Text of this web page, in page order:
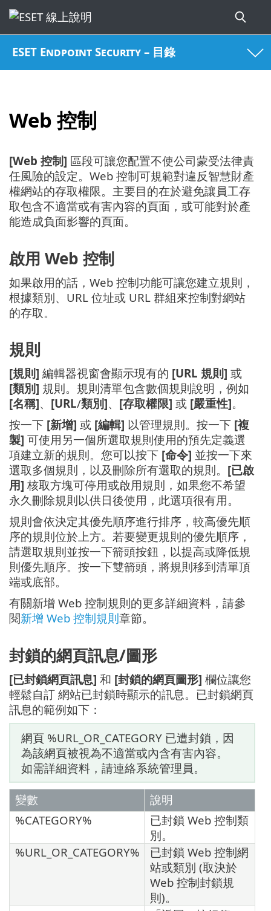
ESET Endpoint Security – 目錄
Web 控制
[Web 控制] 區段可讓您配置不使公司蒙受法律責
任風險的設定。Web 控制可規範對違反智慧財產
權網站的存取權限。主要目的在於避免讓員工存
取包含不適當或有害內容的頁面，或可能對於產
能造成負面影響的頁面。
啟用 Web 控制
如果啟用的話，Web 控制功能可讓您建立規則，
根據類別、URL 位址或 URL 群組來控制對網站
的存取。
規則
[規則] 編輯器視窗會顯示現有的 [URL 規則] 或
[類別] 規則。規則清單包含數個規則說明，例如
[名稱]、 [URL/類別]、 [存取權限] 或 [嚴重性]。
按一下 [新增] 或 [編輯] 以管理規則。按一下 [複
製] 可使用另一個所選取規則使用的預先定義選
項建立新的規則。您可以按下 [命令] 並按一下來
選取多個規則，以及刪除所有選取的規則。 [已啟
用] 核取方塊可停用或啟用規則，如果您不希望
永久刪除規則以供日後使用，此選項很有用。
規則會依決定其優先順序進行排序，較高優先順
序的規則位於上方。若要變更規則的優先順序，
請選取規則並按一下箭頭按鈕，以提高或降低規
則優先順序。按一下雙箭頭，將規則移到清單頂
端或底部。
有關新增 Web 控制規則的更多詳細資料，請參
閱新增 Web 控制規則章節。
封鎖的網頁訊息/圖形
[已封鎖網頁訊息] 和 [封鎖的網頁圖形] 欄位讓您
輕鬆自訂 網站已封鎖時顯示的訊息。已封鎖網頁
訊息的範例如下：
網頁 %URL_OR_CATEGORY 已遭封鎖，因
為該網頁被視為不適當或內含有害內容。
如需詳細資料，請連絡系統管理員。
變數
說明
%CATEGORY%
已封鎖 Web 控制類
別。
%URL_OR_CATEGORY%
已封鎖 Web 控制網
站或類別 (取決於
Web 控制封鎖規
則)。